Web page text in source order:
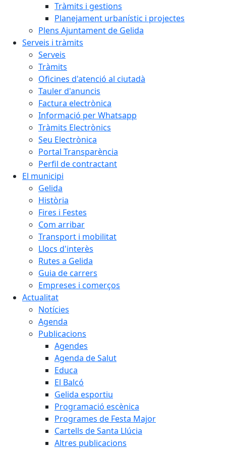
Tràmits i gestions
Planejament urbanístic i projectes
Plens Ajuntament de Gelida
Serveis i tràmits
Serveis
Tràmits
Oficines d'atenció al ciutadà
Tauler d'anuncis
Factura electrònica
Informació per Whatsapp
Tràmits Electrònics
Seu Electrònica
Portal Transparència
Perfil de contractant
El municipi
Gelida
Història
Fires i Festes
Com arribar
Transport i mobilitat
Llocs d'interès
Rutes a Gelida
Guia de carrers
Empreses i comerços
Actualitat
Notícies
Agenda
Publicacions
Agendes
Agenda de Salut
Educa
El Balcó
Gelida esportiu
Programació escènica
Programes de Festa Major
Cartells de Santa Llúcia
Altres publicacions